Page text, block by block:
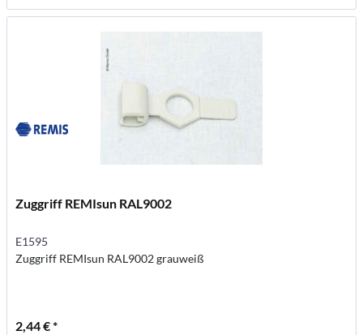
Zuggriff REMIsun RAL9002
E1595
Zuggriff REMIsun RAL9002 grauweiß
2,44 € *